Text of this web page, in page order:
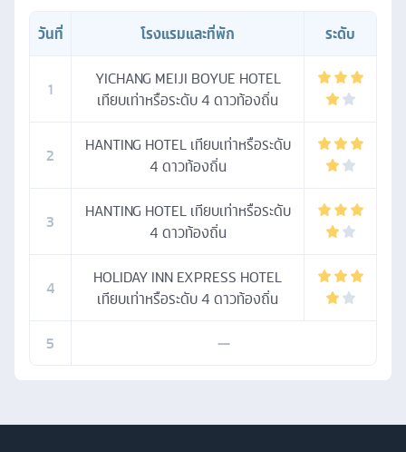
วันที่ โรงแรมและที่พัก ระดับ
1
YICHANG MEIJI BOYUE HOTEL
เทียบเท่าหรือระดับ 4 ดาวท้องถิ่น
2
HANTING HOTEL เทียบเท่าหรือระดับ
4 ดาวท้องถิ่น
3
HANTING HOTEL เทียบเท่าหรือระดับ
4 ดาวท้องถิ่น
4
HOLIDAY INN EXPRESS HOTEL
เทียบเท่าหรือระดับ 4 ดาวท้องถิ่น
5
—